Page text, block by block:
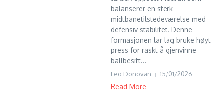
balanserer en sterk
midtbanetilstedeværelse med
defensiv stabilitet. Denne
formasjonen lar lag bruke høyt
press for raskt å gjenvinne
ballbesitt...
Leo Donovan 15/01/2026
Read More